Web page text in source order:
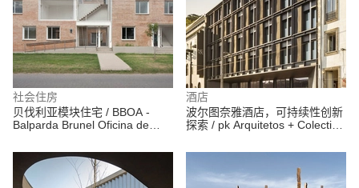
社会住房
贝伐利亚模块住宅 / BBOA -
Balparda Brunel Oficina de
酒店
波尔图奈雅酒店，可持续性创新
探索 / pk Arquitetos + Colectivo